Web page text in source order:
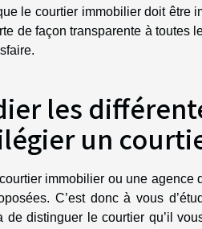
le courtier immobilier doit être
de façon transparente à toutes
les
un
immobilier ou une agence
C’est donc à vous
de distinguer le courtier qu’il